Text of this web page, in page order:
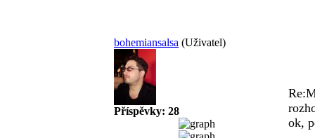
bohemiansalsa (Uživatel)
Příspěvky: 28
ok,